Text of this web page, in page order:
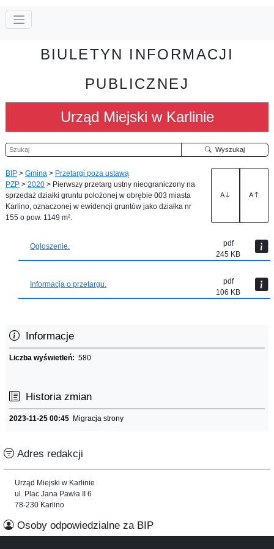
BIULETYN INFORMACJI
PUBLICZNEJ
Urząd Miejski w Karlinie
Szukaj Wyszukaj
BIP > Gmina > Przetargi poza ustawą
PZP > 2020 > Pierwszy przetarg ustny nieograniczony na
sprzedaż działki gruntu położonej w obrębie 003 miasta
Karlino, oznaczonej w ewidencji gruntów jako działka nr
155 o pow. 1149 m².
A A
Ogłoszenie.
pdf
245 KB
Informacja o przetargu.
pdf
106 KB
Informacje
Liczba wyświetleń: 580
Historia zmian
2023-11-25 00:45 Migracja strony
Adres redakcji
Urząd Miejski w Karlinie
ul. Plac Jana Pawła II 6
78-230 Karlino
Osoby odpowiedzialne za BIP